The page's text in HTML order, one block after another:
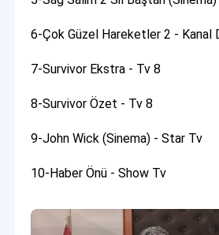
6-Çok Güzel Hareketler 2 - Kanal
7-Survivor Ekstra - Tv 8
8-Survivor Özet - Tv 8
9-John Wick (Sinema) - Star Tv
10-Haber Önü - Show Tv